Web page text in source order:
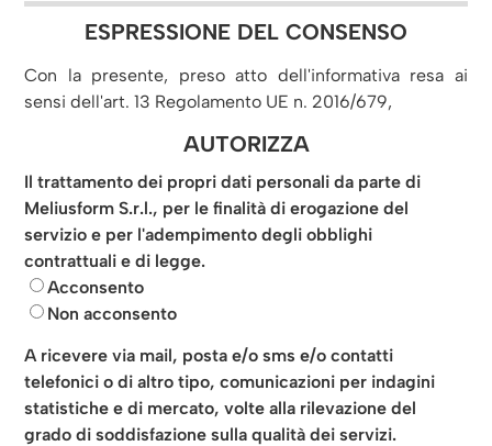
ESPRESSIONE DEL CONSENSO
Con la presente, preso atto dell'informativa resa ai
sensi dell'art. 13 Regolamento UE n. 2016/679,
AUTORIZZA
Il trattamento dei propri dati personali da parte di
Meliusform S.r.l., per le finalità di erogazione del
servizio e per l'adempimento degli obblighi
contrattuali e di legge.
Acconsento
Non acconsento
A ricevere via mail, posta e/o sms e/o contatti
telefonici o di altro tipo, comunicazioni per indagini
statistiche e di mercato, volte alla rilevazione del
grado di soddisfazione sulla qualità dei servizi.